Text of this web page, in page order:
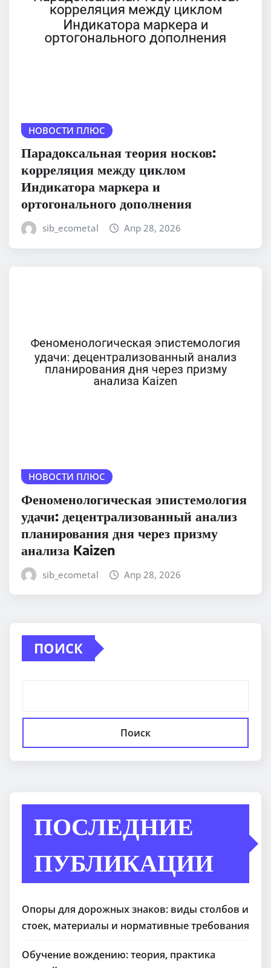
НОВОСТИ ПЛЮС
Парадоксальная теория носков:
корреляция между циклом
Индикатора маркера и
ортогонального дополнения
sib_ecometal Апр 28, 2026
НОВОСТИ ПЛЮС
Феноменологическая эпистемология
удачи: децентрализованный анализ
планирования дня через призму
анализа Kaizen
sib_ecometal Апр 28, 2026
ПОИСК
Поиск
ПОСЛЕДНИЕ
ПУБЛИКАЦИИ
Опоры для дорожных знаков: виды столбов и
стоек, материалы и нормативные требования
Обучение вождению: теория, практика